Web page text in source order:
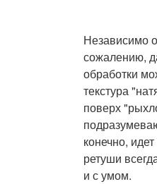
Независимо
сожалению,
обработки
текстура
поверх
конечно,
ретуши
и с умом.